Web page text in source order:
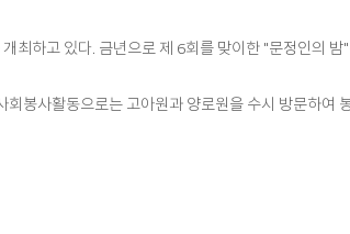
최하고 있다. 금년으로 제 6회를 맞이한 "문정인의 밤
봉사활동으로는 고아원과 양로원을 수시 방문하여